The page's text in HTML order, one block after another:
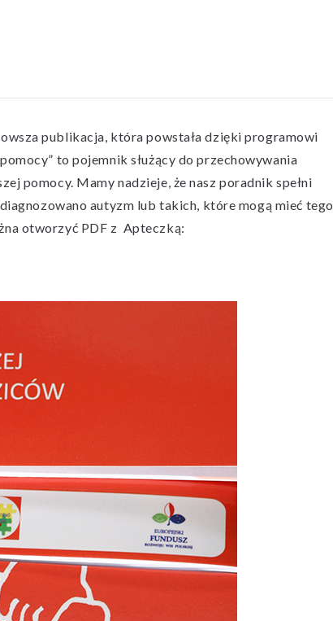
publikacja, która powstała dzięki programowi
to pojemnik służący do przechowywania
pomocy. Mamy nadzieje, że nasz poradnik spełni
autyzm lub takich, które mogą mieć tego
otworzyć PDF z Apteczką: